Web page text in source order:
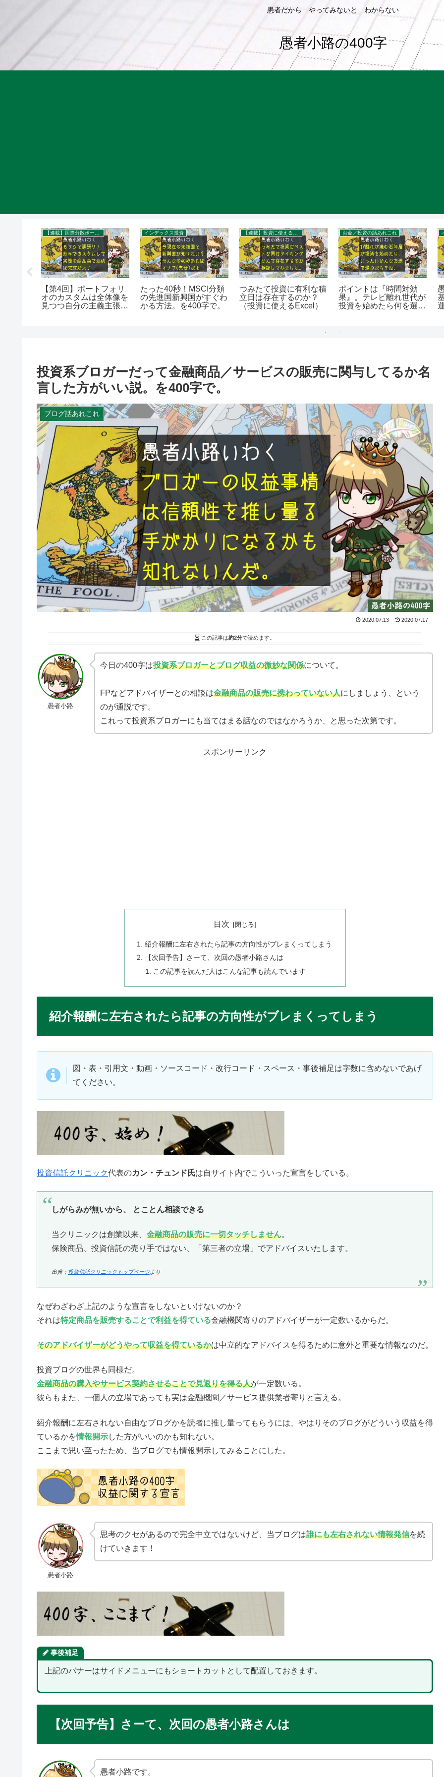
愚者だから やってみないと わからない
愚者小路の400字
【連載】国際分散ポートフォリオ作成入門
【第4回】ポートフォリ
オのカスタムは全体像を
見つつ自分の主義主張を
インデックス投資
たった40秒！MSCI分類
の先進国新興国がすぐわ
かる方法。を400字で。
【連載】投資に使えるExcel
つみたて投資に有利な積
立日は存在するのか？
（投資に使えるExcel）
お金／投資の話あれこれ
ポイントは『時間対効
果』。テレビ離れ世代が
投資を始めたら何を選ぶ
投資系ブロガーだって金融商品／サービスの販売に関与してるか名
言した方がいい説。を400字で。
ブログ話あれこれ
2020.07.13 2020.07.17
この記事は約2分で読めます。
愚者小路
今日の400字は投資系ブロガーとブログ収益の微妙な関係について。
FPなどアドバイザーとの相談は金融商品の販売に携わっていない人にしましょう、という
のが通説です。
これって投資系ブロガーにも当てはまる話なのではなかろうか、と思った次第です。
スポンサーリンク
目次
紹介報酬に左右されたら記事の方向性がブレまくってしまう
【次回予告】さーて、次回の愚者小路さんは
この記事を読んだ人はこんな記事も読んでいます
紹介報酬に左右されたら記事の方向性がブレまくってしまう
図・表・引用文・動画・ソースコード・改行コード・スペース・事後補足は字数に含めないであげ
てください。
投資信託クリニック代表のカン・チュンド氏は自サイト内でこういった宣言をしている。
しがらみが無いから、 とことん相談できる
当クリニックは創業以来、 金融商品の販売に一切タッチしません。
保険商品、投資信託の売り手ではない、「第三者の立場」でアドバイスいたします。
出典： 投資信託クリニックトップページより
なぜわざわざ上記のような宣言をしないといけないのか？
それは特定商品を販売することで利益を得ている金融機関寄りのアドバイザーが一定数いるからだ。
そのアドバイザーがどうやって収益を得ているかは中立的なアドバイスを得るために意外と重要な情報なのだ。
投資ブログの世界も同様だ。
金融商品の購入やサービス契約させることで見返りを得る人が一定数いる。
彼らもまた、一個人の立場であっても実は金融機関／サービス提供業者寄りと言える。
紹介報酬に左右されない自由なブログかを読者に推し量ってもらうには、やはりそのブログがどういう収益を得
ているかを情報開示した方がいいのかも知れない。
ここまで思い至ったため、当ブログでも情報開示してみることにした。
愚者小路
思考のクセがあるので完全中立ではないけど、当ブログは誰にも左右されない情報発信を続
けていきます！
事後補足
上記のバナーはサイドメニューにもショートカットとして配置しておきます。
【次回予告】さーて、次回の愚者小路さんは
愚者小路です。